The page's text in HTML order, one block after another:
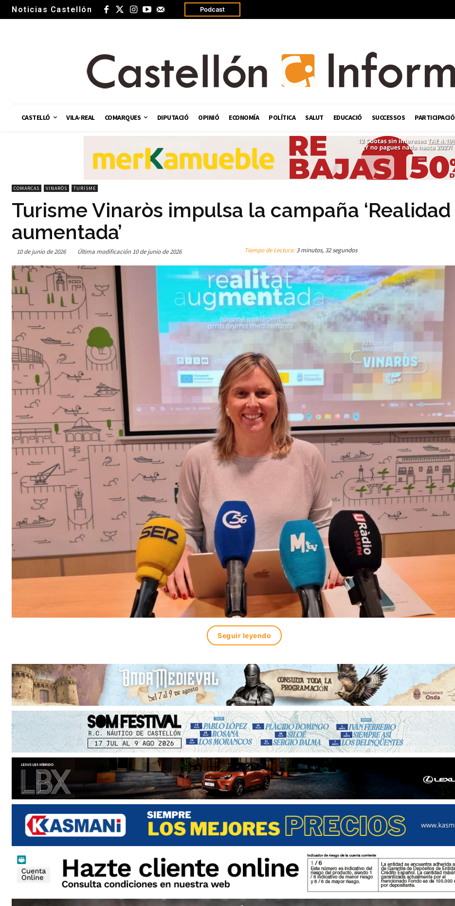
Noticias Castellón Podcast
CASTELLÓ VILA-REAL COMARQUES DIPUTACIÓ OPINIÓ ECONOMÍA POLÍTICA SALUT EDUCACIÓ SUCCESSOS PARTICIPACIÓ
COMARCAS VINARÒS TURISME
Turisme Vinaròs impulsa la campaña ‘Realidad
aumentada’
10 de junio de 2026 Última modificación 10 de junio de 2026 Tiempo de Lectura:3 minutos, 32 segundos
Seguir leyendo